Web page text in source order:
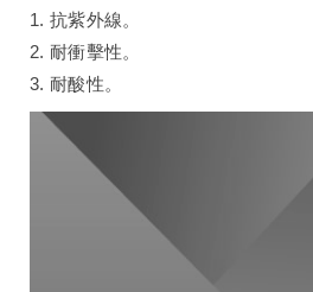
1. 抗紫外線。
2. 耐衝擊性。
3. 耐酸性。